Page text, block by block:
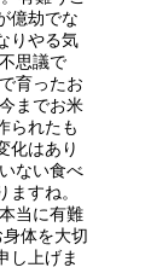
億劫でな
りやる気
思議で
育ったお
までお米
られたも
化はあり
ない食べ
すね。
当に有難
体を大切
し上げま